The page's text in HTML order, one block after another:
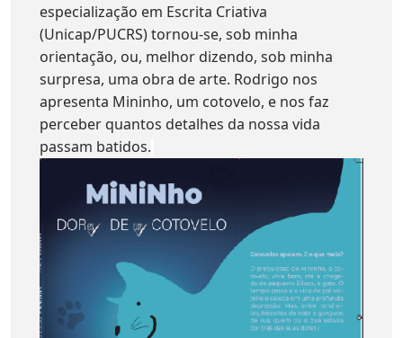
especialização em Escrita Criativa
(Unicap/PUCRS) tornou-se, sob minha
orientação, ou, melhor dizendo, sob minha
surpresa, uma obra de arte. Rodrigo nos
apresenta Mininho, um cotovelo, e nos faz
perceber quantos detalhes da nossa vida
passam batidos.